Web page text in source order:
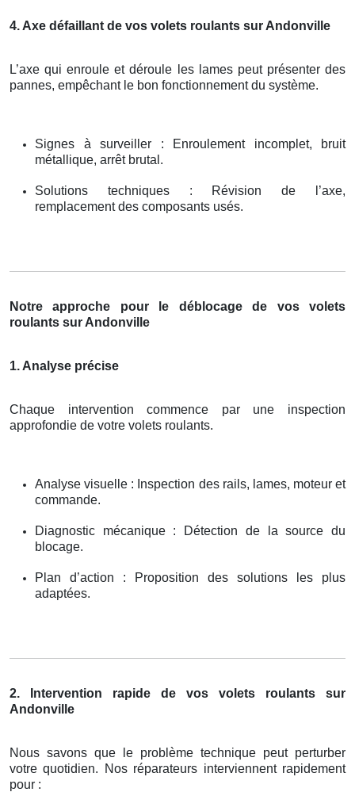
4. Axe défaillant de vos volets roulants sur Andonville
L’axe qui enroule et déroule les lames peut présenter des
pannes, empêchant le bon fonctionnement du système.
Signes à surveiller : Enroulement incomplet, bruit
métallique, arrêt brutal.
Solutions techniques : Révision de l’axe,
remplacement des composants usés.
Notre approche pour le déblocage de vos volets
roulants sur Andonville
1. Analyse précise
Chaque intervention commence par une inspection
approfondie de votre volets roulants.
Analyse visuelle : Inspection des rails, lames, moteur et
commande.
Diagnostic mécanique : Détection de la source du
blocage.
Plan d’action : Proposition des solutions les plus
adaptées.
2. Intervention rapide de vos volets roulants sur
Andonville
Nous savons que le problème technique peut perturber
votre quotidien. Nos réparateurs interviennent rapidement
pour :